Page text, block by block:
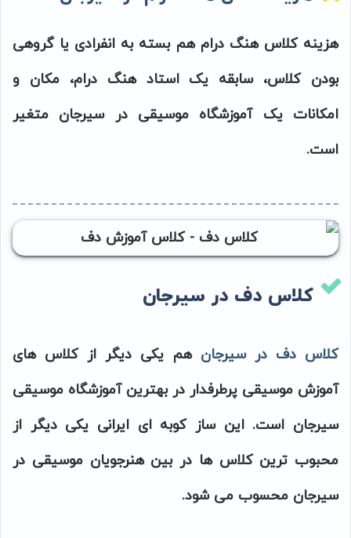
هزینه کلاس هنگ درام هم بسته به انفرادی یا گروهی
بودن کلاس، سابقه یک استاد هنگ درام، مکان و
امکانات یک آموزشگاه موسیقی در سیرجان متغیر
است.
کلاس دف در سیرجان
کلاس دف در سیرجان هم یکی دیگر از کلاس های
آموزش موسیقی پرطرفدار در بهترین آموزشگاه موسیقی
سیرجان است. این ساز کوبه ای ایرانی یکی دیگر از
محبوب ترین کلاس ها در بین هنرجویان موسیقی در
سیرجان محسوب می شود.